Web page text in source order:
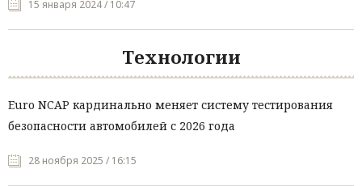
15 января 2024 / 10:47
Технологии
Euro NCAP кардинально меняет систему тестирования
безопасности автомобилей с 2026 года
28 ноября 2025 / 16:15